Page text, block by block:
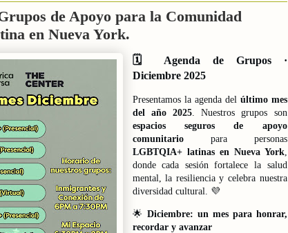
de Apoyo para la Comunidad
en Nueva York.
🗓️ Agenda de Grupos ·
Diciembre 2025
Presentamos la agenda del último mes
del año 2025. Nuestros grupos son
espacios seguros de apoyo
comunitariopara personas
LGBTQIA+ latinas en Nueva York,
donde cada sesión fortalece la salud
mental, la resiliencia y celebra nuestra
diversidad cultural. 💜
🌟Diciembre: un mes para honrar,
recordar y avanzar